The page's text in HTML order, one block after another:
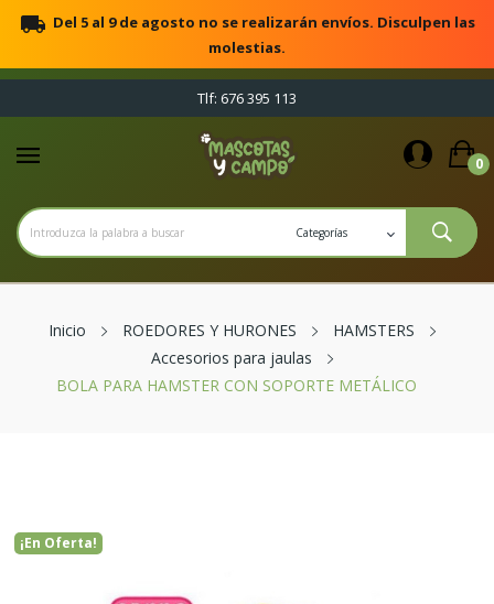
local_shipping Del 5 al 9 de agosto no se realizarán envíos. Disculpen las
molestias.
Tlf: 676 395 113
0
Inicio ROEDORES Y HURONES
HAMSTERS
Accesorios para jaulas
BOLA PARA HAMSTER CON SOPORTE METÁLICO
¡En Oferta!